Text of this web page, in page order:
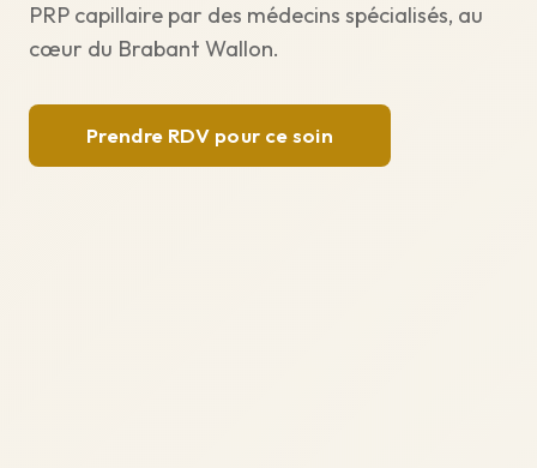
PRP capillaire par des médecins spécialisés, au
cœur du Brabant Wallon.
Prendre RDV pour ce soin